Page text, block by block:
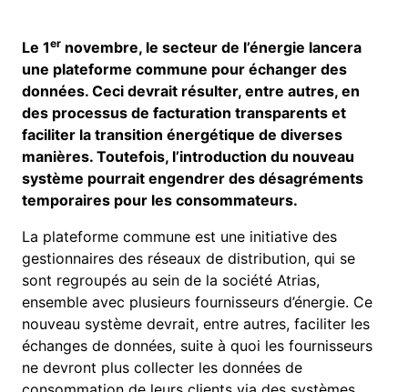
Le 1er novembre, le secteur de l’énergie lancera
une plateforme commune pour échanger des
données. Ceci devrait résulter, entre autres, en
des processus de facturation transparents et
faciliter la transition énergétique de diverses
manières. Toutefois, l’introduction du nouveau
système pourrait engendrer des désagréments
temporaires pour les consommateurs.
La plateforme commune est une initiative des
gestionnaires des réseaux de distribution, qui se
sont regroupés au sein de la société Atrias,
ensemble avec plusieurs fournisseurs d’énergie. Ce
nouveau système devrait, entre autres, faciliter les
échanges de données, suite à quoi les fournisseurs
ne devront plus collecter les données de